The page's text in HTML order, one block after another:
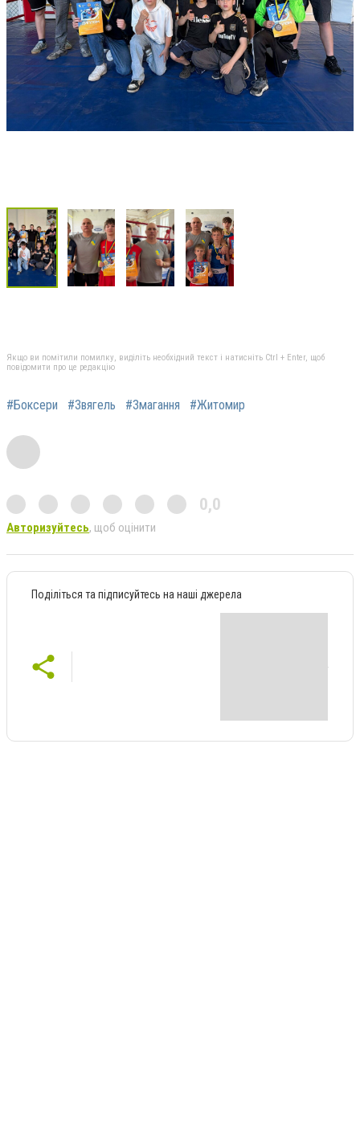
Якщо ви помітили помилку, виділіть необхідний текст і натисніть Ctrl + Enter, щоб
повідомити про це редакцію
#Боксери #Звягель #Змагання #Житомир
0,0
Авторизуйтесь, щоб оцінити
Поділіться та підписуйтесь на наші джерела